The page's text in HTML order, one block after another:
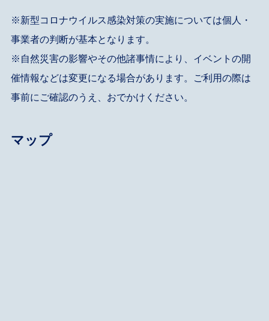
※新型コロナウイルス感染対策の実施については個人・
事業者の判断が基本となります。
※自然災害の影響やその他諸事情により、イベントの開
催情報などは変更になる場合があります。ご利用の際は
事前にご確認のうえ、おでかけください。
マップ